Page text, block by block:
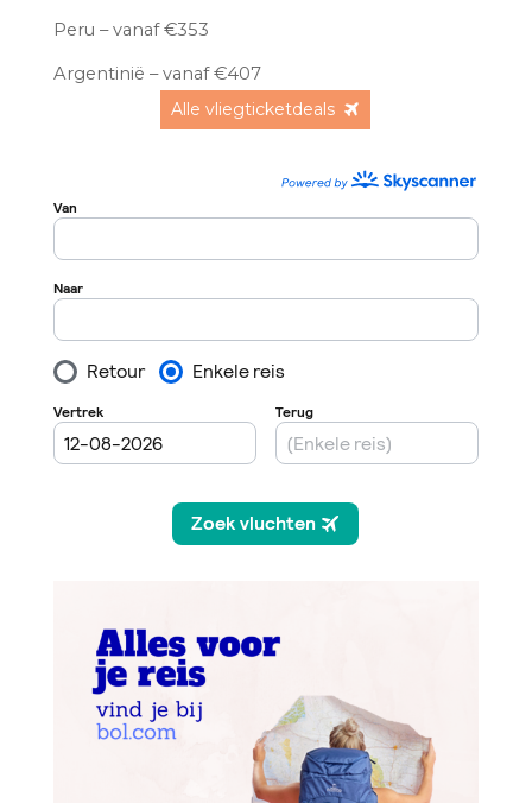
Peru – vanaf €353
Argentinië – vanaf €407
Alle vliegticketdeals